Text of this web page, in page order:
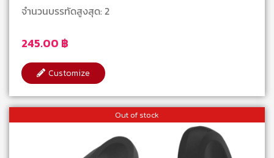
245.00 ฿
จำนวนบรรทัดสูงสุด: 2
Customize
Out of stock